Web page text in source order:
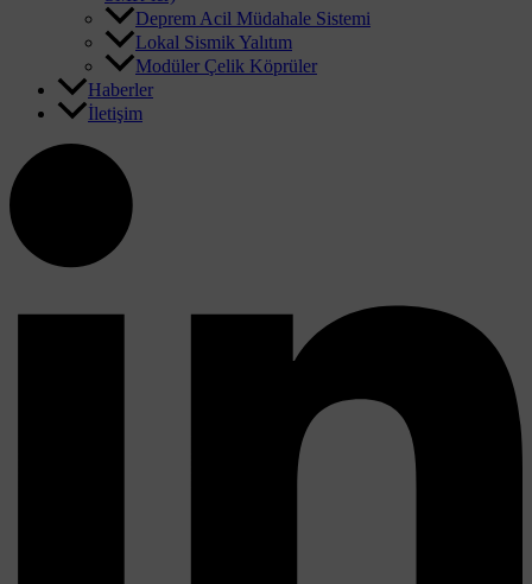
Deprem Acil Müdahale Sistemi
Lokal Sismik Yalıtım
Modüler Çelik Köprüler
Haberler
İletişim